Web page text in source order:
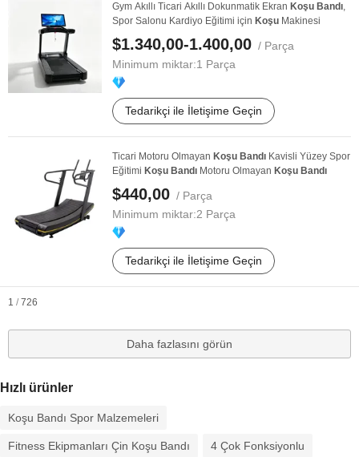
Gym Akıllı Ticari Akıllı Dokunmatik Ekran Koşu Bandı,
Spor Salonu Kardiyo Eğitimi için Koşu Makinesi
$1.340,00-1.400,00 / Parça
Minimum miktar:1 Parça
Tedarikçi ile İletişime Geçin
Ticari Motoru Olmayan Koşu Bandı Kavisli Yüzey Spor
Eğitimi Koşu Bandı Motoru Olmayan Koşu Bandı
$440,00 / Parça
Minimum miktar:2 Parça
Tedarikçi ile İletişime Geçin
1 / 726
Daha fazlasını görün
Hızlı ürünler
Koşu Bandı Spor Malzemeleri
Fitness Ekipmanları Çin Koşu Bandı 4 Çok Fonksiyonlu